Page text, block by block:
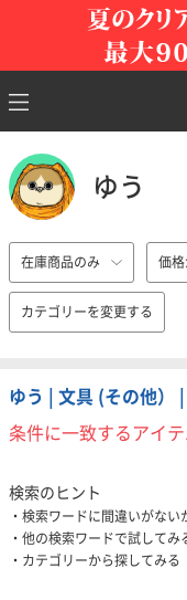
ゆう
在庫商品のみ 価格
カテゴリーを変更する
ゆう | 文具 (その他）
条件に一致するアイ
検索のヒント
検索ワードに間違いがない
他の検索ワードで試してみ
カテゴリーから探してみる